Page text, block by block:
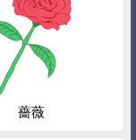
薔薇